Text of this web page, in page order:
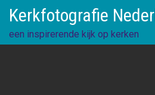
content
Kerkfotografie
een inspirerende kijk op kerken